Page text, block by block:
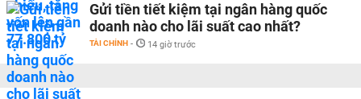
Gửi tiền tiết kiệm tại ngân hàng quốc
doanh nào cho lãi suất cao nhất?
TÀI CHÍNH - 14 giờ trước